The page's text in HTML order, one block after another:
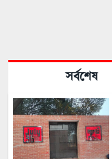
সর্বশেষ